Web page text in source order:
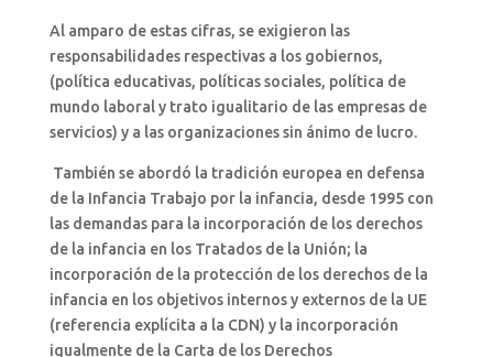
Al amparo de estas cifras, se exigieron las
responsabilidades respectivas a los gobiernos,
(política educativas, políticas sociales, política de
mundo laboral y trato igualitario de las empresas de
servicios) y a las organizaciones sin ánimo de lucro.
También se abordó la tradición europea en defensa
de la Infancia Trabajo por la infancia, desde 1995 con
las demandas para la incorporación de los derechos
de la infancia en los Tratados de la Unión; la
incorporación de la protección de los derechos de la
infancia en los objetivos internos y externos de la UE
(referencia explícita a la CDN) y la incorporación
igualmente de la Carta de los Derechos